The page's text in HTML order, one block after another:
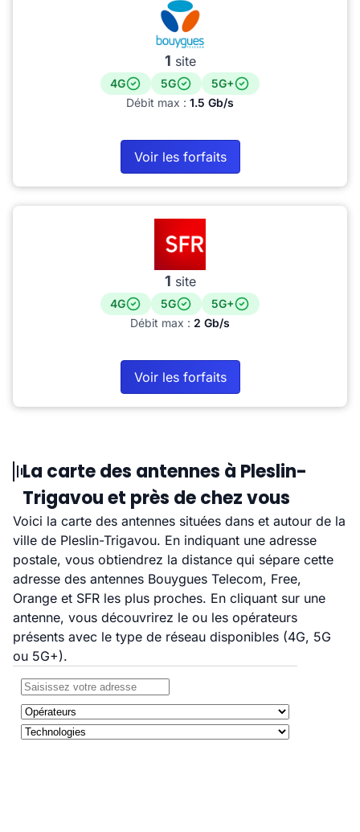
1 site
4G 5G
5G+
Débit max : 1.5 Gb/s
Voir les forfaits
1 site
4G 5G
5G+
Débit max : 2 Gb/s
Voir les forfaits
La carte des antennes à Pleslin-
Trigavou et près de chez vous
Voici la carte des antennes situées dans et autour de la
ville de Pleslin-Trigavou. En indiquant une adresse
postale, vous obtiendrez la distance qui sépare cette
adresse des antennes Bouygues Telecom, Free,
Orange et SFR les plus proches. En cliquant sur une
antenne, vous découvrirez le ou les opérateurs
présents avec le type de réseau disponibles (4G, 5G
ou 5G+).